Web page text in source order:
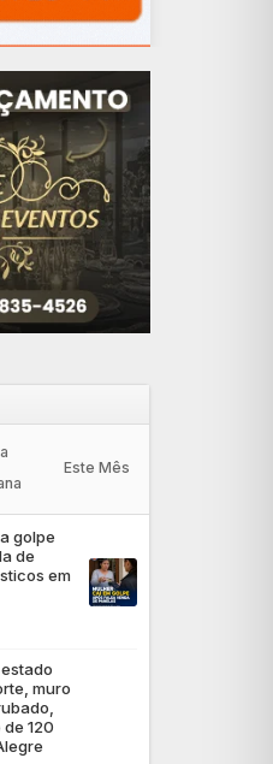
Este Mês
golpe
de
em
estado
muro
120